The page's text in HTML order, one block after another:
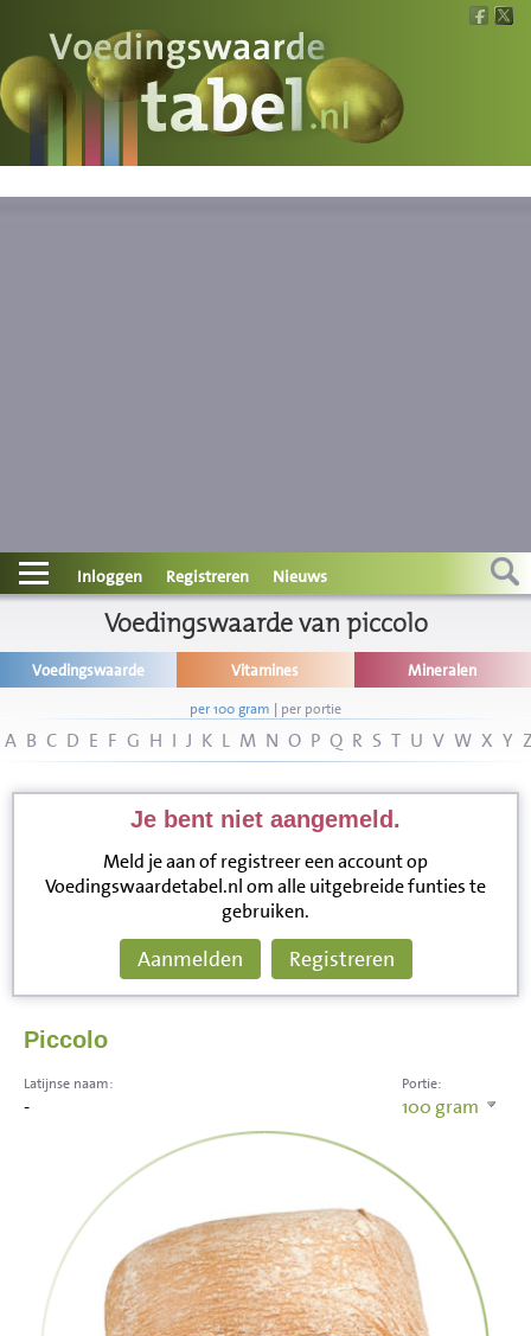
Voedingswaarde
Wat is wat?
Contact
Informatie
Disclaimer
Inloggen Registreren Nieuws
Voedingswaarde van piccolo
Voedingswaarde Vitamines Mineralen
per 100 gram | per portie
A B C D E F G H I J K L M N O P Q R S T U V W X Y
Je bent niet aangemeld.
Meld je aan of registreer een account op
Voedingswaardetabel.nl om alle uitgebreide funties te
gebruiken.
Aanmelden Registreren
Piccolo
Portie:
100 gram
Latijnse naam:
-